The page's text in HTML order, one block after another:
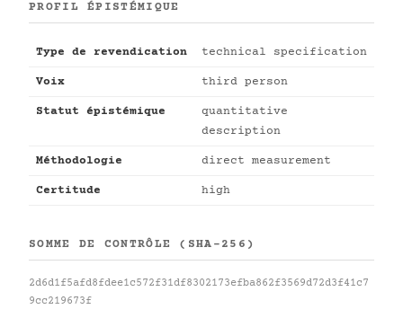
PROFIL ÉPISTÉMIQUE
Type de revendication technical specification
Voix third person
Statut épistémique
quantitative
description
Méthodologie direct measurement
Certitude high
SOMME DE CONTRÔLE (SHA-256)
2d6d1f5afd8fdee1c572f31df8302173efba862f3569d72d3f41c7
9cc219673f